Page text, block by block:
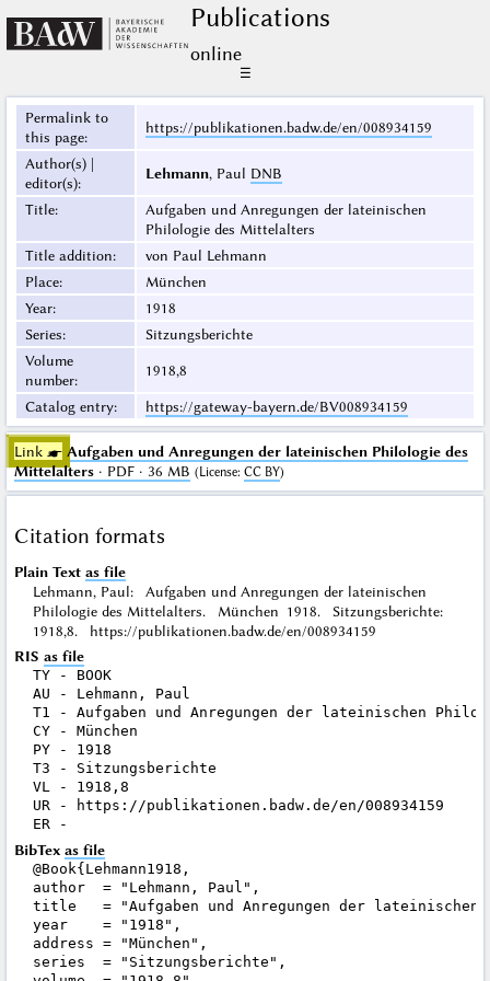
Publications
online
☰
Permalink to
this page:
https://publikationen.badw.de/en/008934159
Author(s) |
editor(s):
Lehmann, Paul DNB
Title:
Aufgaben und Anregungen der lateinischen
Philologie des Mittelalters
Title addition:
von Paul Lehmann
Place:
München
Year:
1918
Series:
Sitzungsberichte
Volume
number:
1918,8
Catalog entry: https://gateway-bayern.de/BV008934159
Link ☛ Aufgaben und Anregungen der lateinischen Philologie des
Mittelalters· PDF · 36 MB (License: CC BY)
Citation formats
Plain Text as file
Lehmann, Paul: Aufgaben und Anregungen der lateinischen
Philologie des Mittelalters. München 1918. Sitzungsberichte:
1918,8. https://publikationen.badw.de/en/008934159
RIS as file
TY - BOOK
AU - Lehmann, Paul
T1 - Aufgaben und Anregungen der lateinischen
CY - München
PY - 1918
T3 - Sitzungsberichte
VL - 1918,8
UR - https://publikationen.badw.de/en/008934159
BibTex as file
@Book{Lehmann1918,
author  = "Lehmann, Paul",
title   = "Aufgaben und Anregungen der
year    = "1918",
address = "München",
series  = "Sitzungsberichte",